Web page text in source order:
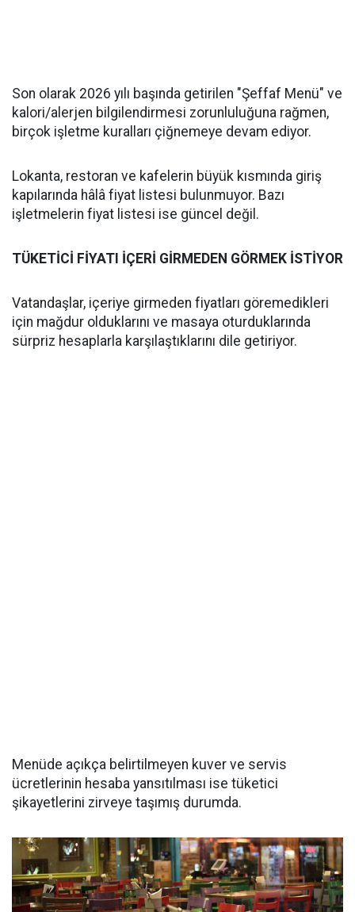
Son olarak 2026 yılı başında getirilen "Şeffaf Menü" ve
kalori/alerjen bilgilendirmesi zorunluluğuna rağmen,
birçok işletme kuralları çiğnemeye devam ediyor.
Lokanta, restoran ve kafelerin büyük kısmında giriş
kapılarında hâlâ fiyat listesi bulunmuyor. Bazı
işletmelerin fiyat listesi ise güncel değil.
TÜKETİCİ FİYATI İÇERİ GİRMEDEN GÖRMEK İSTİYOR
Vatandaşlar, içeriye girmeden fiyatları göremedikleri
için mağdur olduklarını ve masaya oturduklarında
sürpriz hesaplarla karşılaştıklarını dile getiriyor.
Menüde açıkça belirtilmeyen kuver ve servis
ücretlerinin hesaba yansıtılması ise tüketici
şikayetlerini zirveye taşımış durumda.